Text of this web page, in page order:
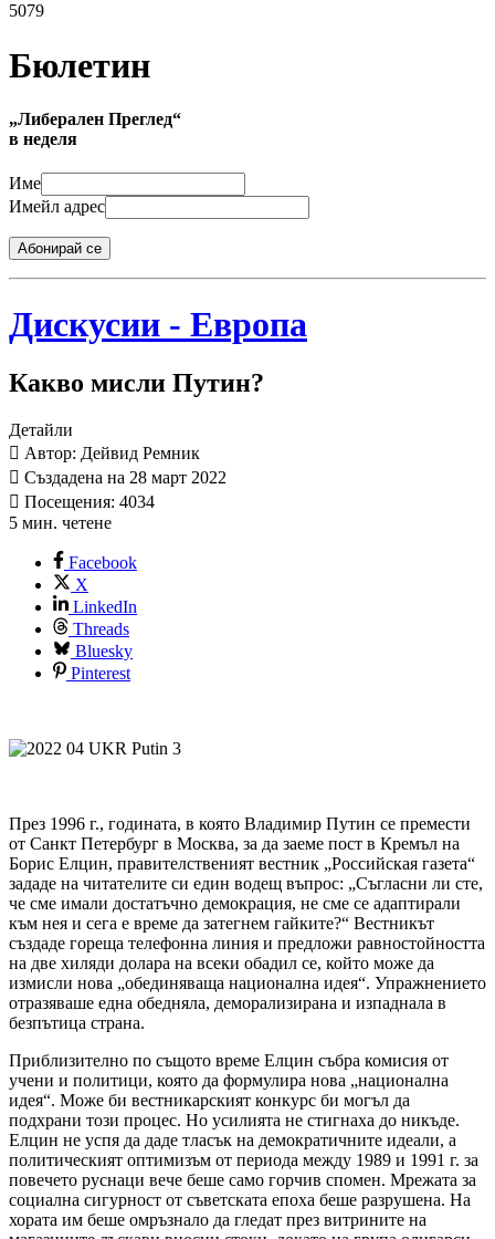
5079
Бюлетин
„Либерален Преглед“
в неделя
Име
Имейл адрес
Абонирай се
Дискусии - Европа
Какво мисли Путин?
Детайли
Автор: Дейвид Ремник
Създадена на 28 март 2022
Посещения: 4034
5 мин. четене
Facebook
X
LinkedIn
Threads
Bluesky
Pinterest
През 1996 г., годината, в която Владимир Путин се премести
от Санкт Петербург в Москва, за да заеме пост в Кремъл на
Борис Елцин, правителственият вестник „Российская газета“
зададе на читателите си един водещ въпрос: „Съгласни ли сте,
че сме имали достатъчно демокрация, не сме се адаптирали
към нея и сега е време да затегнем гайките?“ Вестникът
създаде гореща телефонна линия и предложи равностойността
на две хиляди долара на всеки обадил се, който може да
измисли нова „обединяваща национална идея“. Упражнението
отразяваше една обедняла, деморализирана и изпаднала в
безпътица страна.
Приблизително по същото време Елцин събра комисия от
учени и политици, която да формулира нова „национална
идея“. Може би вестникарският конкурс би могъл да
подхрани този процес. Но усилията не стигнаха до никъде.
Елцин не успя да даде тласък на демократичните идеали, а
политическият оптимизъм от периода между 1989 и 1991 г. за
повечето руснаци вече беше само горчив спомен. Мрежата за
социална сигурност от съветската епоха беше разрушена. На
хората им беше омръзнало да гледат през витрините на